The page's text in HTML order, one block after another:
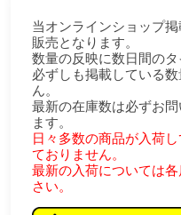
当オンラインショップ
販売となります。
数量の反映に数日間のタ
必ずしも掲載している
ん。
最新の在庫数は必ずお
ます。
日々多数の商品が入荷
ておりません。
最新の入荷については
さい。